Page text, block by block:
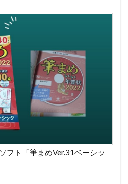
フト「筆まめVer.31ベーシッ